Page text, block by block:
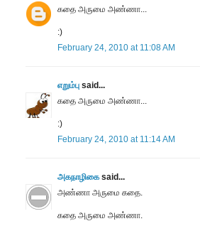
கதை அருமை அண்ணா...
:)
February 24, 2010 at 11:08 AM
எறும்பு said...
கதை அருமை அண்ணா...
:)
February 24, 2010 at 11:14 AM
அகநாழிகை said...
அண்ணா அருமை கதை.
கதை அருமை அண்ணா.